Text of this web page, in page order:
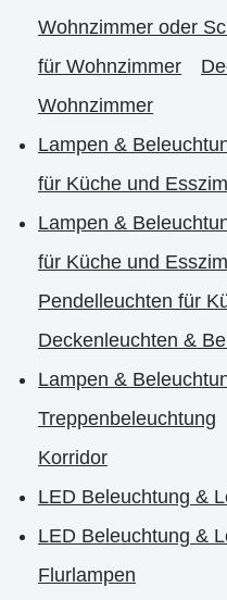
Wohnzimmer oder
für Wohnzimmer
Wohnzimmer
Lampen &
für Küche und
Lampen &
für Küche und
Pendelleuchten für
Deckenleuchten &
Lampen &
Treppenbeleuchtung
Korridor
LED Beleuchtung &
LED Beleuchtung &
Flurlampen